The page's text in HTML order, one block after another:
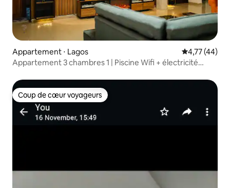
Appartement ⋅ Lagos Évaluation
4,77 (44)
Appartement 3 chambres 1 | Piscine Wifi + électricité
Coup de cœur voyageurs
Coup de cœur voyageurs